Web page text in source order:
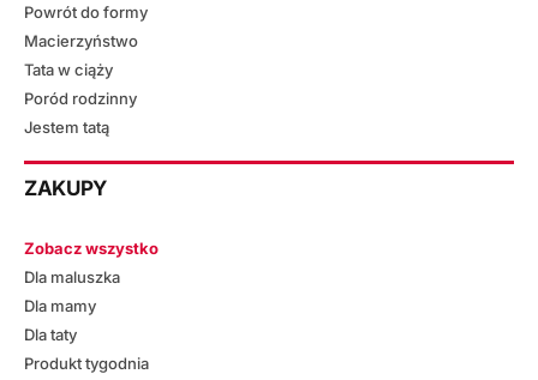
Powrót do formy
Macierzyństwo
Tata w ciąży
Poród rodzinny
Jestem tatą
ZAKUPY
Zobacz wszystko
Dla maluszka
Dla mamy
Dla taty
Produkt tygodnia